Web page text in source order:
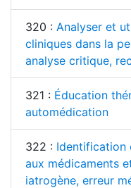
320 : Analyser et
cliniques dans la
analyse critique,
321 : Éducation
automédication
322 : Identification
aux médicaments
iatrogène, erreur